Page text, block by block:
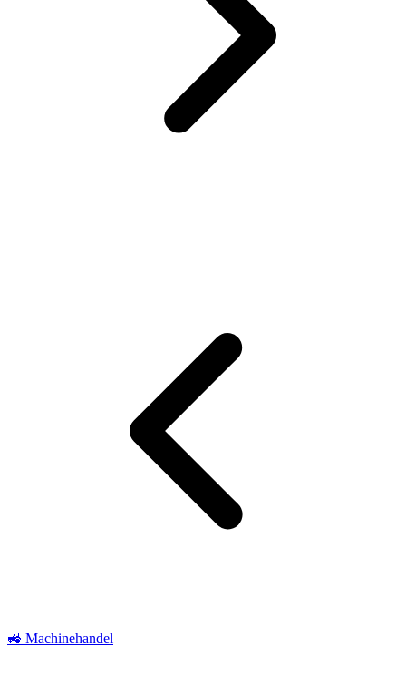
🚜 Machinehandel